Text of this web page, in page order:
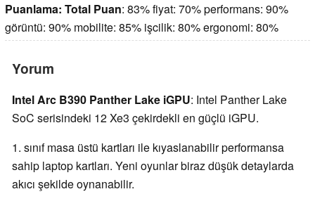
Puanlama: Total Puan: 83% fiyat: 70% performans: 90%
görüntü: 90% mobilite: 85% işcilik: 80% ergonomi: 80%
Yorum
Intel Arc B390 Panther Lake iGPU: Intel Panther Lake
SoC serisindeki 12 Xe3 çekirdekli en güçlü iGPU.
1. sınıf masa üstü kartları ile kıyaslanabilir performansa
sahip laptop kartları. Yeni oyunlar biraz düşük detaylarda
akıcı şekilde oynanabilir.